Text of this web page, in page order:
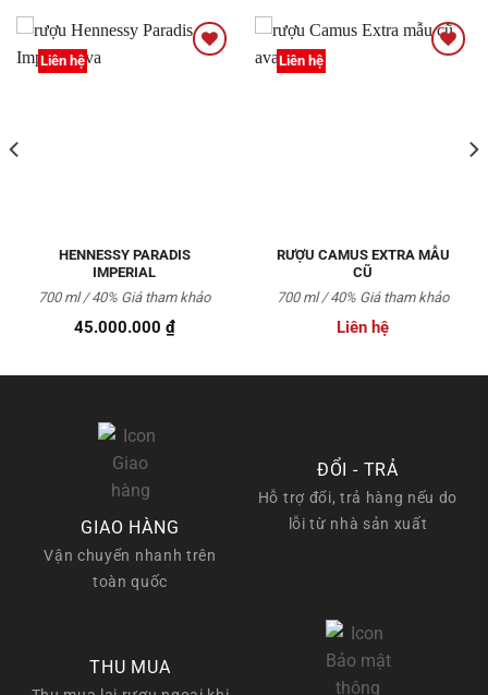
Liên hệ
HENNESSY PARADIS
IMPERIAL
45.000.000 ₫
700 ml / 40% Giá tham khảo
Liên hệ
RƯỢU CAMUS EXTRA MẪU
CŨ
Liên hệ
700 ml / 40% Giá tham khảo
GIAO HÀNG
Vận chuyển nhanh trên
toàn quốc
ĐỔI - TRẢ
Hỗ trợ đổi, trả hàng nếu do
lỗi từ nhà sản xuất
THU MUA